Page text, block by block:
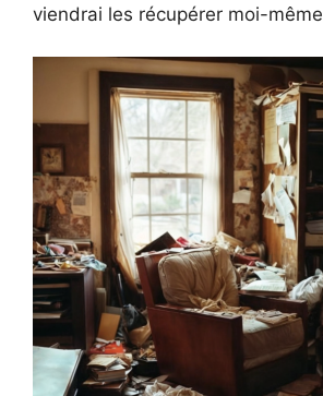
viendrai les récupérer moi-